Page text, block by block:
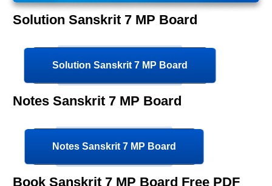
Solution Sanskrit 7 MP Board
Solution Sanskrit 7 MP Board
Notes Sanskrit 7 MP Board
Notes Sanskrit 7 MP Board
Book Sanskrit 7 MP Board Free PDF